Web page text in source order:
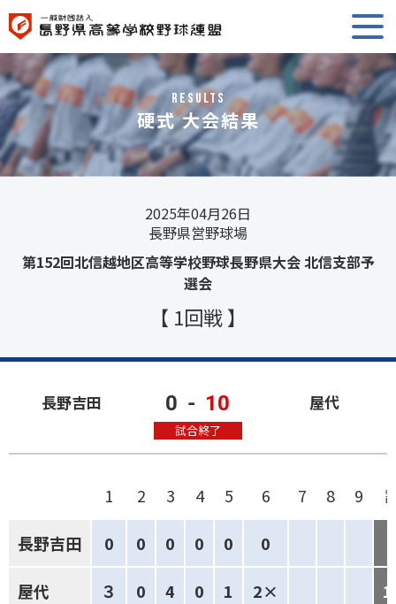
RESULTS
硬式 大会結果
2025年04月26日
長野県営野球場
第152回北信越地区高等学校野球長野県大会 北信支部予
選会
【 1回戦 】
長野吉田 0 - 10
試合終了
屋代
1 2 3 4 5 6 7 8 9
長野吉田 0 0 0 0 0 0
屋代 ３ 0 4 0 1 2×